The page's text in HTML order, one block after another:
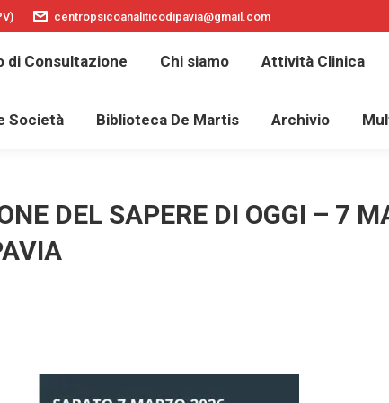
centropsicoanaliticodipavia@gmail.com
di Consultazione Chi siamo Attività Clinica
Società Biblioteca De Martis Archivio
DEL SAPERE DI OGGI – 7
La SPI Centro di Consultazione Chi siamo